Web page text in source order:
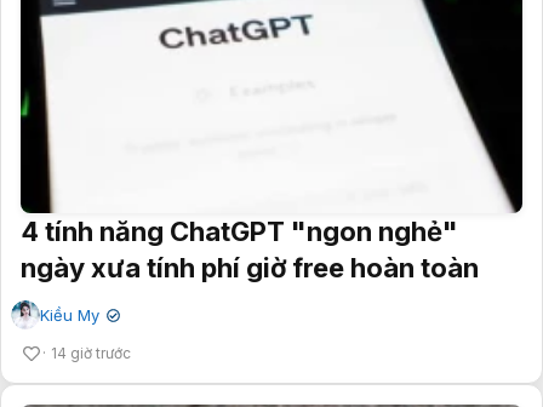
4 tính năng ChatGPT "ngon nghẻ"
ngày xưa tính phí giờ free hoàn toàn
Kiều My ✔
14 giờ trước